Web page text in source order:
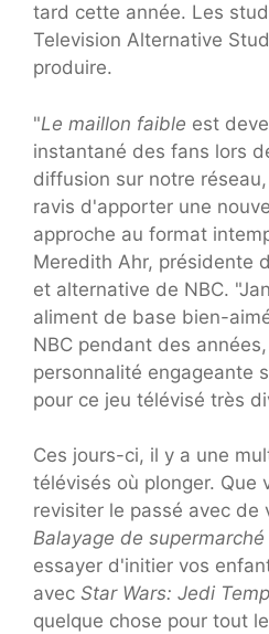
tard cette année. Les
Television Alternative
produire.
"Le maillon faible est
instantané des fans lors
diffusion sur notre
ravis d'apporter une
approche au format
Meredith Ahr, présidente
et alternative de NBC.
aliment de base bien-
NBC pendant des
personnalité engageante
pour ce jeu télévisé très
Ces jours-ci, il y a une
télévisés où plonger. Que
revisiter le passé avec de
Balayage de supermarché
essayer d'initier vos
avec Star Wars: Jedi
quelque chose pour tout